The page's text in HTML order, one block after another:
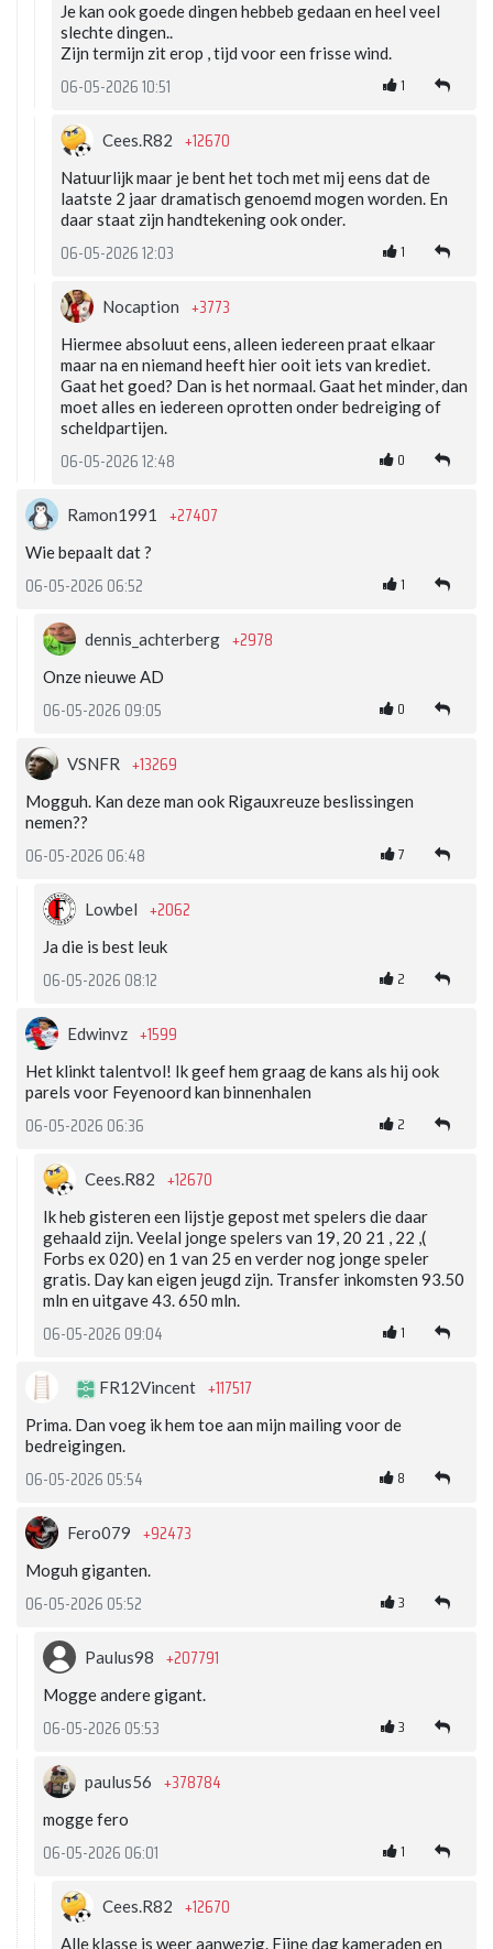
Je kan ook goede dingen hebbeb gedaan en heel veel
slechte dingen..
Zijn termijn zit erop , tijd voor een frisse wind.
06-05-2026 10:51 1
Cees.R82 +12670
Natuurlijk maar je bent het toch met mij eens dat de
laatste 2 jaar dramatisch genoemd mogen worden. En
daar staat zijn handtekening ook onder.
06-05-2026 12:03 1
Nocaption +3773
Hiermee absoluut eens, alleen iedereen praat elkaar
maar na en niemand heeft hier ooit iets van krediet.
Gaat het goed? Dan is het normaal. Gaat het minder, dan
moet alles en iedereen oprotten onder bedreiging of
scheldpartijen.
06-05-2026 12:48 0
Ramon1991 +27407
Wie bepaalt dat ?
06-05-2026 06:52 1
dennis_achterberg +2978
Onze nieuwe AD
06-05-2026 09:05 0
VSNFR +13269
Mogguh. Kan deze man ook Rigauxreuze beslissingen
nemen??
06-05-2026 06:48 7
Lowbel +2062
Ja die is best leuk
06-05-2026 08:12 2
Edwinvz +1599
Het klinkt talentvol! Ik geef hem graag de kans als hij ook
parels voor Feyenoord kan binnenhalen
06-05-2026 06:36 2
Cees.R82 +12670
Ik heb gisteren een lijstje gepost met spelers die daar
gehaald zijn. Veelal jonge spelers van 19, 20 21 , 22 ,(
Forbs ex 020) en 1 van 25 en verder nog jonge speler
gratis. Day kan eigen jeugd zijn. Transfer inkomsten 93.50
mln en uitgave 43. 650 mln.
06-05-2026 09:04 1
FR12Vincent +117517
Prima. Dan voeg ik hem toe aan mijn mailing voor de
bedreigingen.
06-05-2026 05:54 8
Fero079 +92473
Moguh giganten.
06-05-2026 05:52 3
Paulus98 +207791
Mogge andere gigant.
06-05-2026 05:53 3
paulus56 +378784
mogge fero
06-05-2026 06:01 1
Cees.R82 +12670
Alle klasse is weer aanwezig. Fijne dag kameraden en